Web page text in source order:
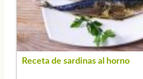
Receta de sardinas al horno